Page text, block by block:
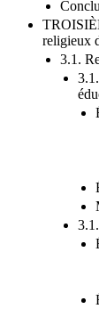
religieux
3.1.